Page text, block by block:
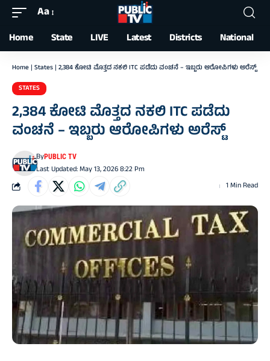
Font
Resizer
Aa
Home State LIVE Latest Districts National
Home | States | 2,384 ಕೋಟಿ ಮೊತ್ತದ ನಕಲಿ ITC ಪಡೆದು ವಂಚನೆ – ಇಬ್ಬರು ಆರೋಪಿಗಳು ಅರೆಸ್ಟ್‌
STATES
2,384 ಕೋಟಿ ಮೊತ್ತದ ನಕಲಿ ITC ಪಡೆದು
ವಂಚನೆ – ಇಬ್ಬರು ಆರೋಪಿಗಳು ಅರೆಸ್ಟ್‌
Last Updated: May 13, 2026 8:22 Pm
ByPUBLIC TV
1 Min Read